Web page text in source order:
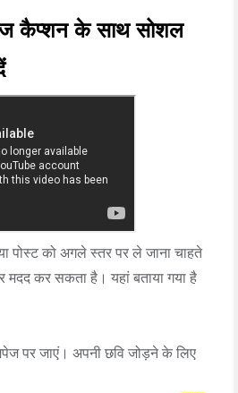
कैप्शन के साथ सोशल
पोस्ट को अगले स्तर पर ले जाना चाहते
कर सकता है। यहां बताया गया है
पर जाएं। अपनी छवि जोड़ने के लिए